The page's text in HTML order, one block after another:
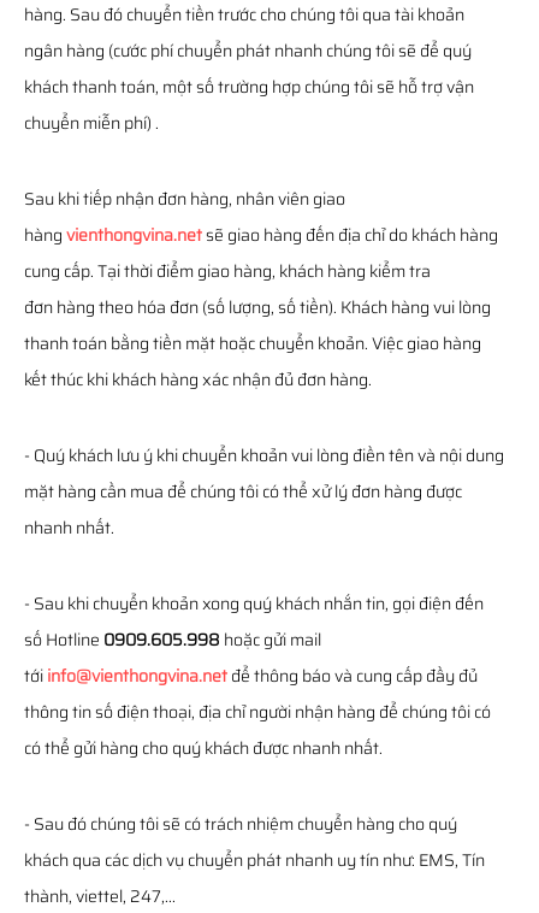
hàng. Sau đó chuyển tiền trước cho chúng tôi qua tài khoản
ngân hàng (cước phí chuyển phát nhanh chúng tôi sẽ để quý
khách thanh toán, một số trường hợp chúng tôi sẽ hỗ trợ vận
chuyển miễn phí) .
Sau khi tiếp nhận đơn hàng, nhân viên giao
hàngvienthongvina.netsẽ giao hàng đến địa chỉ do khách hàng
cung cấp. Tại thời điểm giao hàng, khách hàng kiểm tra
đơn hàng theo hóa đơn (số lượng, số tiền). Khách hàng vui lòng
thanh toán bằng tiền mặt hoặc chuyển khoản. Việc giao hàng
kết thúc khi khách hàng xác nhận đủ đơn hàng.
- Quý khách lưu ý khi chuyển khoản vui lòng điền tên và nội dung
mặt hàng cần mua để chúng tôi có thể xử lý đơn hàng được
nhanh nhất.
- Sau khi chuyển khoản xong quý khách nhắn tin, gọi điện đến
số Hotline 0909.605.998 hoặc gửi mail
tớiinfo@vienthongvina.netđể thông báo và cung cấp đầy đủ
thông tin số điện thoại, địa chỉ người nhận hàng để chúng tôi có
có thể gửi hàng cho quý khách được nhanh nhất.
- Sau đó chúng tôi sẽ có trách nhiệm chuyển hàng cho quý
khách qua các dịch vụ chuyển phát nhanh uy tín như: EMS, Tín
thành, viettel, 247,...